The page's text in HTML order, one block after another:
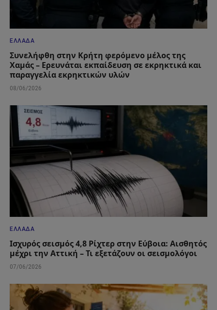
ΕΛΛΆΔΑ
Συνελήφθη στην Κρήτη φερόμενο μέλος της
Χαμάς – Ερευνάται εκπαίδευση σε εκρηκτικά και
παραγγελία εκρηκτικών υλών
08/06/2026
ΕΛΛΆΔΑ
Ισχυρός σεισμός 4,8 Ρίχτερ στην Εύβοια: Αισθητός
μέχρι την Αττική – Τι εξετάζουν οι σεισμολόγοι
07/06/2026